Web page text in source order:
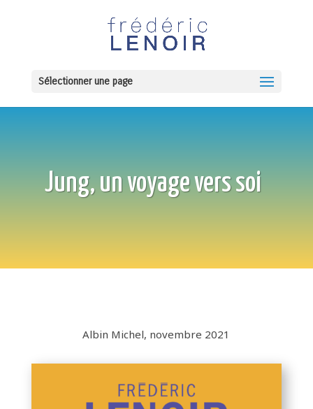
Sélectionner une page
Jung, un voyage vers soi
Albin Michel, novembre 2021